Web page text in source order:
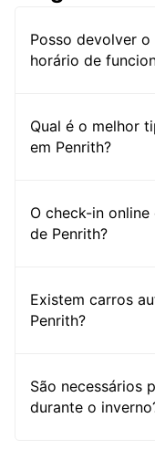
Posso devolver
horário de
Qual é o melhor
em Penrith?
O check-in
de Penrith?
Existem carros
Penrith?
São necessários
durante o